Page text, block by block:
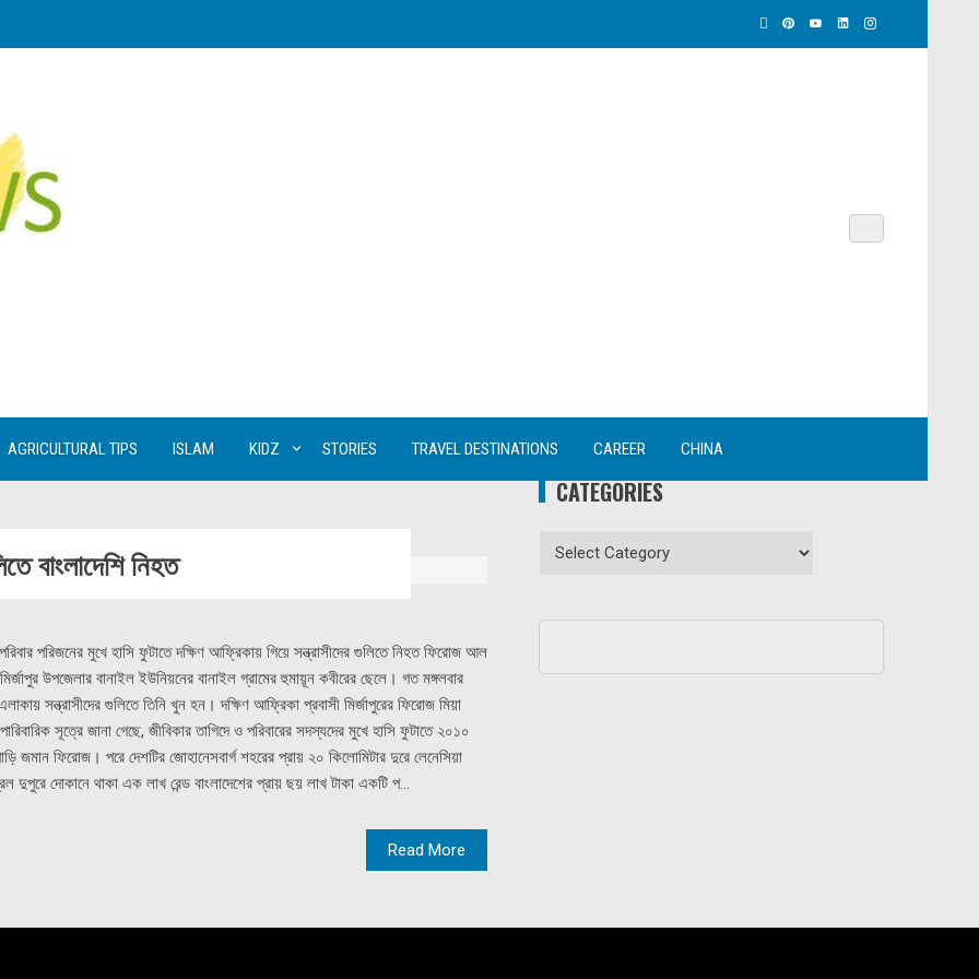
AGRICULTURAL TIPS ISLAM KIDZ STORIES TRAVEL DESTINATIONS CAREER CHINA
বাংলাদেশি নিহত
পরিজনের মুখে হাসি ফুটাতে দক্ষিণ আফ্রিকায় গিয়ে সন্ত্রাসীদের গুলিতে নিহত ফিরোজ আল
উপজেলার বানাইল ইউনিয়নের বানাইল গ্রামের হুমায়ূন কবীরের ছেলে। গত মঙ্গলবার
সন্ত্রাসীদের গুলিতে তিনি খুন হন। দক্ষিণ আফ্রিকা প্রবাসী মির্জাপুরের ফিরোজ মিয়া
সূত্রে জানা গেছে, জীবিকার তাগিদে ও পরিবারের সদস্যদের মুখে হাসি ফুটাতে ২০১০
জমান ফিরোজ। পরে দেশটির জোহানেসবার্গ শহরের প্রায় ২০ কিলোমিটার দুরে লেনেসিয়া
দোকানে থাকা এক লাখ রেন্ড বাংলাদেশের প্রায় ছয় লাখ টাকা একটি প...
Read More
CATEGORIES
Categories